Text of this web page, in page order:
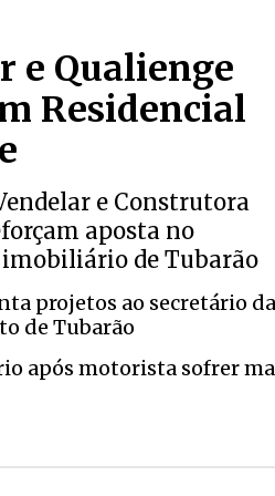
e Qualienge
Residencial
e Construtora
aposta no
de Tubarão
projetos ao secretário da
de Tubarão
após motorista sofrer